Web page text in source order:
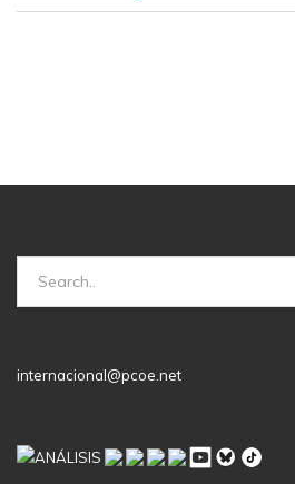
internacional@pcoe.net